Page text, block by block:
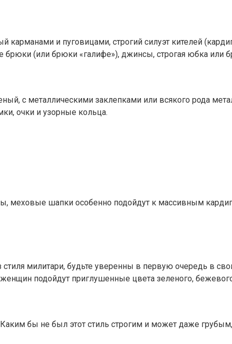
и пуговицами, строгий силуэт кителей
брюки (или брюки «галифе»), джинсы, строгая юбка или
с металлическими заклепками или всякого рода
очки и узорные кольца.
меховые шапки особенно подойдут к массивным
милитари, будьте уверенны в первую очередь в
подойдут приглушенные цвета зеленого,
бы не был этот стиль строгим и может даже